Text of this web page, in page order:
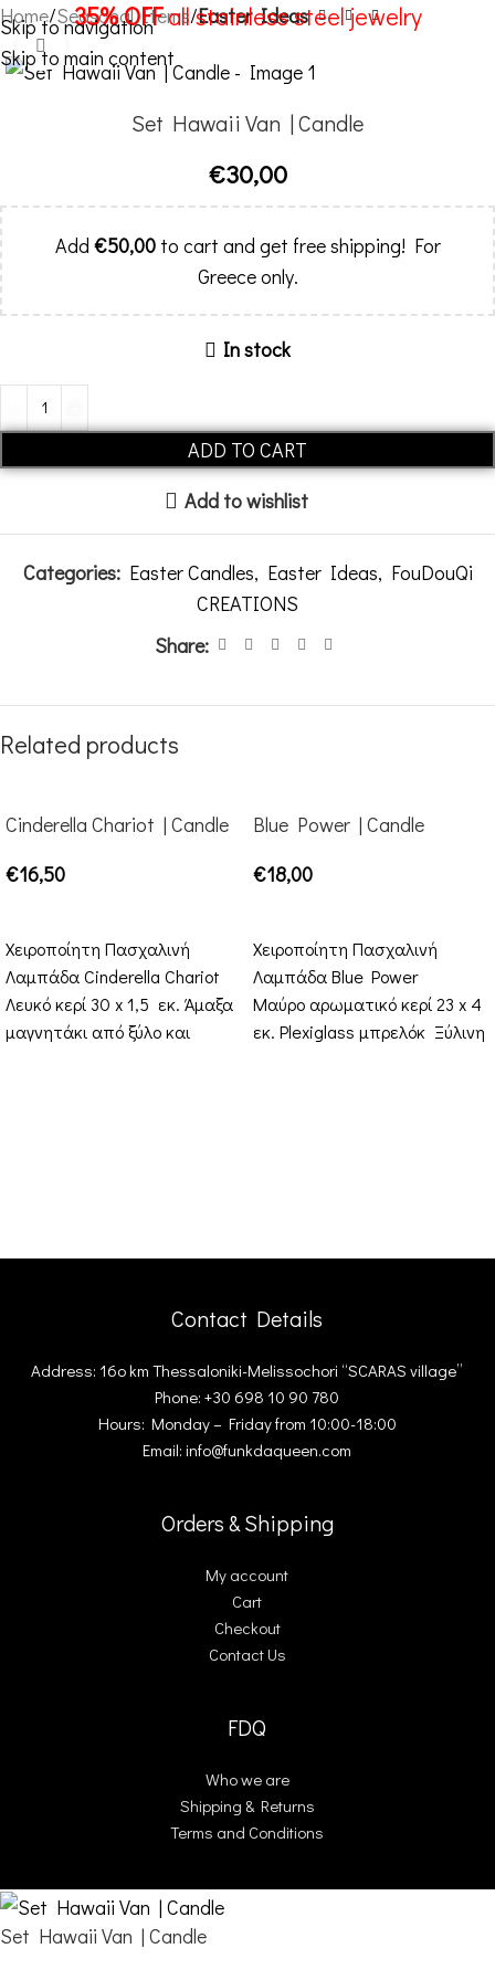
Skip to navigation
Skip to main content
35% OFFall stainless steel jewelry
MENU
Home Seasonal Items Easter Ideas
Click to enlarge
Set Hawaii Van | Candle
€30,00
Add €50,00to cart and get free shipping! For
Greece only.
In stock
ADD TO CART
Add to wishlist
Categories: Easter Candles, Easter Ideas, FouDouQi
CREATIONS
Share:
Related products
Cinderella Chariot | Candle
€16,50
Χειροποίητη Πασχαλινή
Λαμπάδα Cinderella Chariot
Λευκό κερί 30 x 1,5 εκ. Άμαξα
μαγνητάκι από ξύλο και
Blue Power | Candle
€18,00
Χειροποίητη Πασχαλινή
Λαμπάδα Blue Power
Μαύρο αρωματικό κερί 23 x 4
εκ. Plexiglass μπρελόκ Ξύλινη
Contact Details
Address: 16ο km Thessaloniki-Melissochori “SCARAS village”
Phone: +30 698 10 90 780
Hours: Monday – Friday from 10:00-18:00
Email: info@funkdaqueen.com
Orders & Shipping
My account
Cart
Checkout
Contact Us
FDQ
Who we are
Shipping & Returns
Terms and Conditions
Set Hawaii Van | Candle